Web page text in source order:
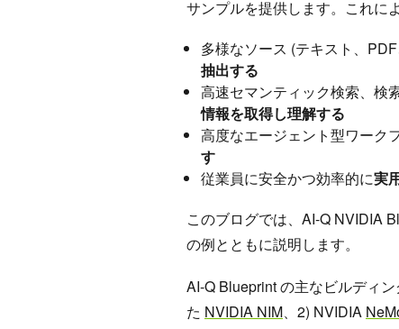
サンプルを提供します。これに
多様なソース (テキスト、
抽出する
高速セマンティック検索、検
情報を取得し理解する
高度なエージェント型ワーク
す
従業員に安全かつ効率的に実
このブログでは、AI-Q NVIDIA
の例とともに説明します。
AI-Q Blueprint の主なビルディ
た NVIDIA NIM、2) NVIDIA